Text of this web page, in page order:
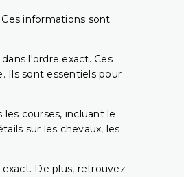
informations sont
l'ordre exact. Ces
Ils sont essentiels pour
courses, incluant le
sur les chevaux, les
De plus, retrouvez